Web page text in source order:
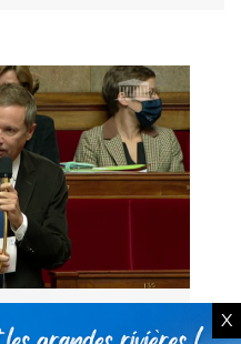
Dupont-
X